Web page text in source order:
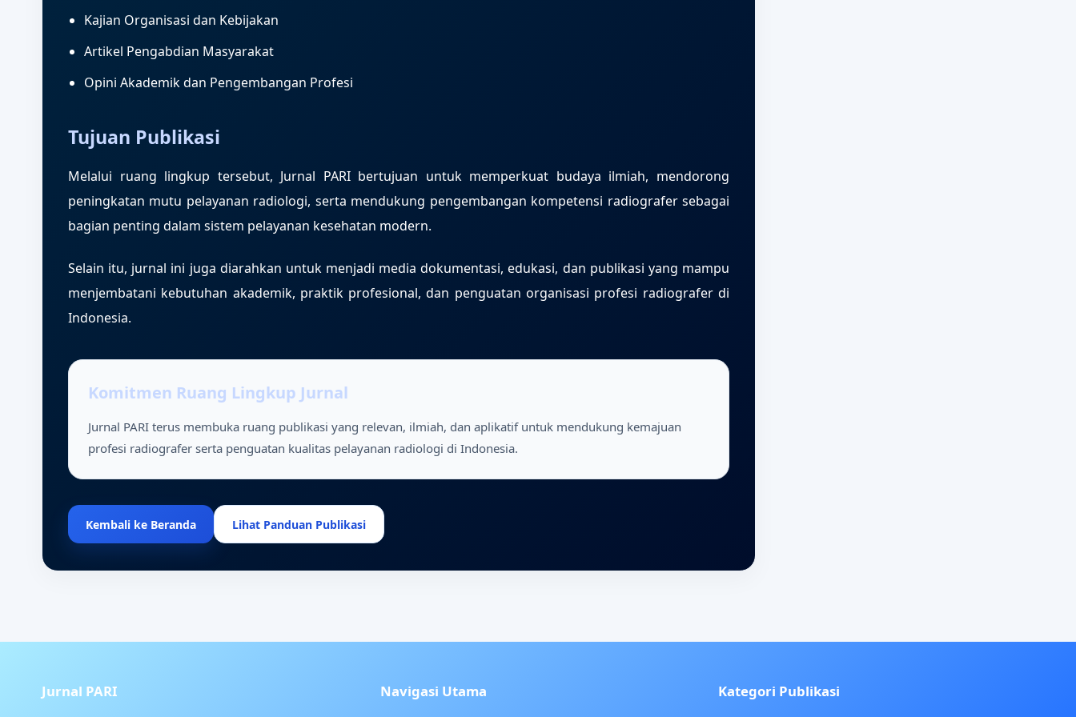
Kajian Organisasi dan Kebijakan
Artikel Pengabdian Masyarakat
Opini Akademik dan Pengembangan Profesi
Tujuan Publikasi
Melalui ruang lingkup tersebut, Jurnal PARI bertujuan untuk memperkuat budaya ilmiah, mendorong
peningkatan mutu pelayanan radiologi, serta mendukung pengembangan kompetensi radiografer sebagai
bagian penting dalam sistem pelayanan kesehatan modern.
Selain itu, jurnal ini juga diarahkan untuk menjadi media dokumentasi, edukasi, dan publikasi yang mampu
menjembatani kebutuhan akademik, praktik profesional, dan penguatan organisasi profesi radiografer di
Indonesia.
Komitmen Ruang Lingkup Jurnal
Jurnal PARI terus membuka ruang publikasi yang relevan, ilmiah, dan aplikatif untuk mendukung kemajuan
profesi radiografer serta penguatan kualitas pelayanan radiologi di Indonesia.
Kembali ke Beranda Lihat Panduan Publikasi
Jurnal PARI Navigasi Utama Kategori Publikasi